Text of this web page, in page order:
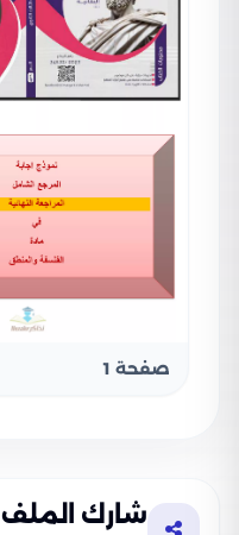
صفحة 1
شارك الملف